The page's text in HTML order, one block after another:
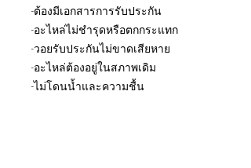
-ต้องมีเอกสารการรับประกัน
-อะไหล่ไม่ชำรุดหรือตกกระแทก
-วอยรับประกันไม่ขาดเสียหาย
-อะไหล่ต้องอยู่ในสภาพเดิม
-ไม่โดนน้ำและความชื้น